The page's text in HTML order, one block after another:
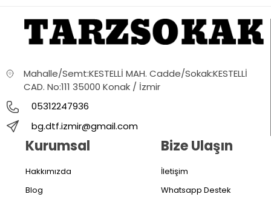
Mahalle/Semt:KESTELLİ MAH. Cadde/Sokak:KESTELLİ
CAD. No:111 35000 Konak / İzmir
05312247936
bg.dtf.izmir@gmail.com
Kurumsal
Hakkımızda
Blog
Bize Ulaşın
İletişim
Whatsapp Destek